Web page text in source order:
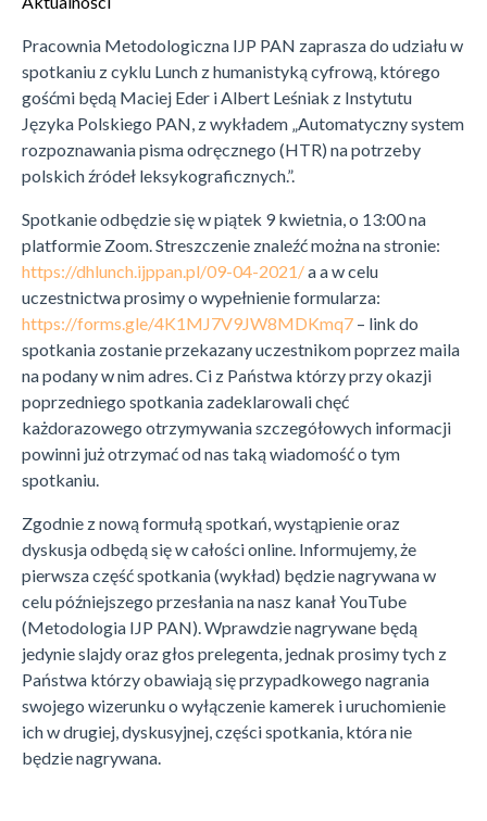
Pracownia Metodologiczna IJP PAN zaprasza do udziału w
spotkaniu z cyklu Lunch z humanistyką cyfrową, którego
gośćmi będą Maciej Eder i Albert Leśniak z Instytutu
Języka Polskiego PAN, z wykładem „Automatyczny system
rozpoznawania pisma odręcznego (HTR) na potrzeby
polskich źródeł leksykograficznych.”.
Spotkanie odbędzie się w piątek 9 kwietnia, o 13:00 na
platformie Zoom. Streszczenie znaleźć można na stronie:
https://dhlunch.ijppan.pl/09-04-2021/a a w celu
uczestnictwa prosimy o wypełnienie formularza:
https://forms.gle/4K1MJ7V9JW8MDKmq7 – link do
spotkania zostanie przekazany uczestnikom poprzez maila
na podany w nim adres. Ci z Państwa którzy przy okazji
poprzedniego spotkania zadeklarowali chęć
każdorazowego otrzymywania szczegółowych informacji
powinni już otrzymać od nas taką wiadomość o tym
spotkaniu.
Zgodnie z nową formułą spotkań, wystąpienie oraz
dyskusja odbędą się w całości online. Informujemy, że
pierwsza część spotkania (wykład) będzie nagrywana w
celu późniejszego przesłania na nasz kanał YouTube
(Metodologia IJP PAN). Wprawdzie nagrywane będą
jedynie slajdy oraz głos prelegenta, jednak prosimy tych z
Państwa którzy obawiają się przypadkowego nagrania
swojego wizerunku o wyłączenie kamerek i uruchomienie
ich w drugiej, dyskusyjnej, części spotkania, która nie
będzie nagrywana.